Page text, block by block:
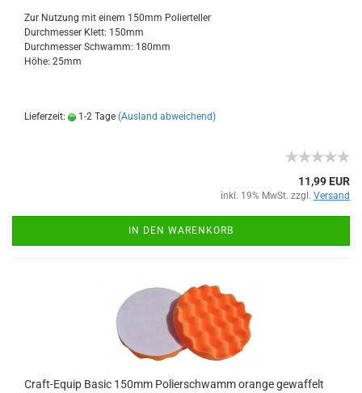
Zur Nutzung mit einem 150mm Polierteller
Durchmesser Klett: 150mm
Durchmesser Schwamm: 180mm
Höhe: 25mm
Lieferzeit: 1-2 Tage (Ausland abweichend)
11,99 EUR
inkl. 19% MwSt. zzgl. Versand
IN DEN WARENKORB
Craft-Equip Basic 150mm Polierschwamm orange gewaffelt